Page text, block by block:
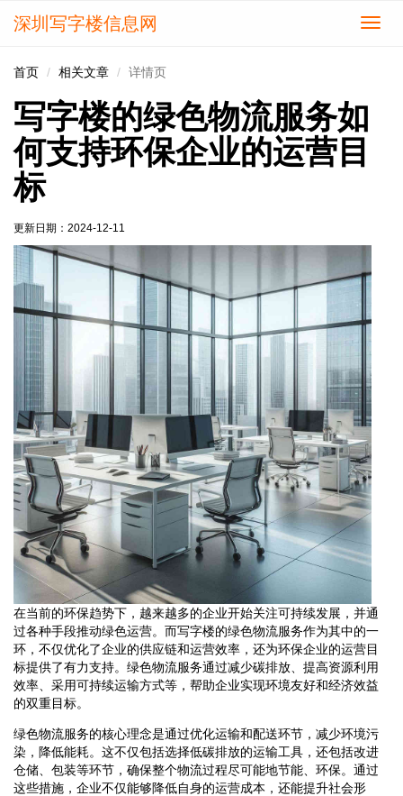
切
深圳写字楼信息网
首页 相关文章 详情页
写字楼的绿色物流服务如
何支持环保企业的运营目
标
更新日期： 2024-12-11
在当前的环保趋势下，越来越多的企业开始关注可持续发展，并通
过各种手段推动绿色运营。而写字楼的绿色物流服务作为其中的一
环，不仅优化了企业的供应链和运营效率，还为环保企业的运营目
标提供了有力支持。绿色物流服务通过减少碳排放、提高资源利用
效率、采用可持续运输方式等，帮助企业实现环境友好和经济效益
的双重目标。
绿色物流服务的核心理念是通过优化运输和配送环节，减少环境污
染，降低能耗。这不仅包括选择低碳排放的运输工具，还包括改进
仓储、包装等环节，确保整个物流过程尽可能地节能、环保。通过
这些措施，企业不仅能够降低自身的运营成本，还能提升社会形